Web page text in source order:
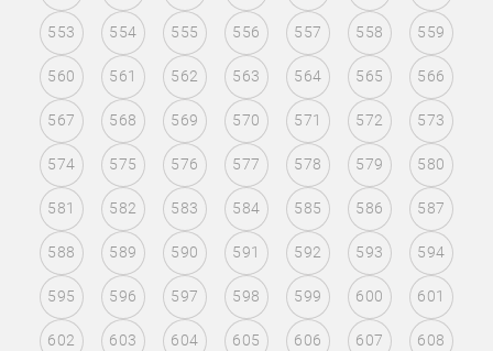
553 554 555 556 557 558 559
560 561 562 563 564 565 566
567 568 569 570 571 572 573
574 575 576 577 578 579 580
581 582 583 584 585 586 587
588 589 590 591 592 593 594
595 596 597 598 599 600 601
602 603 604 605 606 607 608